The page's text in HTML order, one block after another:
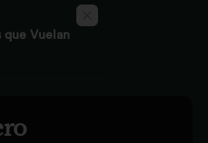
que Vuelan